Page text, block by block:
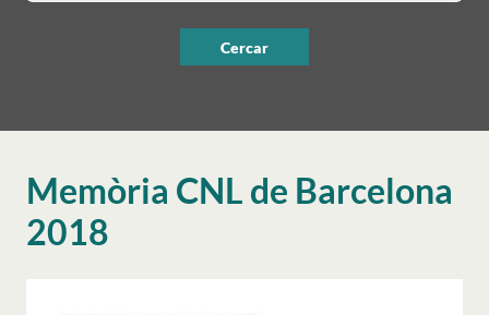
Memòria CNL de Barcelona
2018